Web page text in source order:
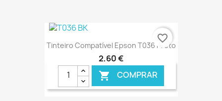
€ ONLINE
Tinteiro Compatível Epson T036 Preto
2,60 €
 COMPRAR
favorite_border